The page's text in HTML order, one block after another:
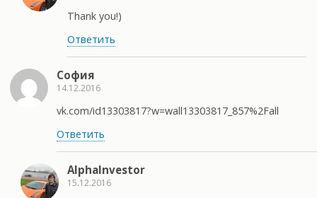
Thank you!)
Ответить
София
14.12.2016
vk.com/id13303817?w=wall13303817_857%2Fall
Ответить
AlphaInvestor
15.12.2016